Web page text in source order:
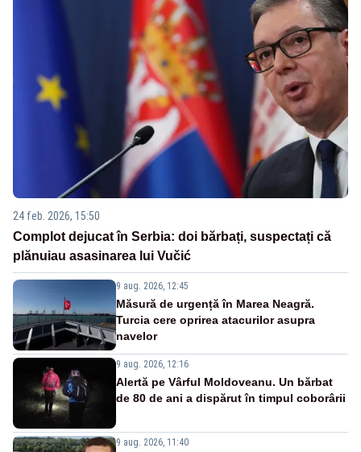
24 feb. 2026, 15:50
Complot dejucat în Serbia: doi bărbați, suspectați că
plănuiau asasinarea lui Vučić
9 aug. 2026, 12:45
Măsură de urgență în Marea Neagră.
Turcia cere oprirea atacurilor asupra
navelor
9 aug. 2026, 12:16
Alertă pe Vârful Moldoveanu. Un bărbat
de 80 de ani a dispărut în timpul coborârii
9 aug. 2026, 11:40